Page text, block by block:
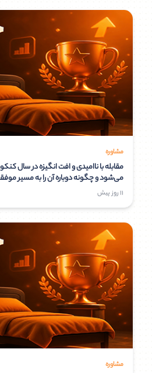
مشاوره
مقابله با ناامیدی و افت انگیزه در سال
می‌شود و چگونه دوباره آن را به مسیر
11 روز پیش
مشاوره